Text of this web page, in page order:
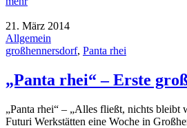
21. März 2014
Allgemein
großhennersdorf, Panta rhei
„Panta rhei“ – Erste
„Panta rhei“ – „Alles fließt, nichts
Futuri Werkstätten eine Woche in